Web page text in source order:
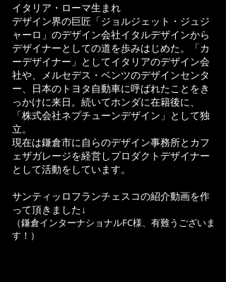
イタリア・ローマ生まれ
デザイン界の巨匠「ジョルジェット・ ジュジ
ャーロ 」のデザイン会社イタルデザインから
デザイナーとしての道を歩みはじめた。「カ
ーデザイナー」としてイタリアのデザイン会
社や、メルセデス・ベンツのデザインセンタ
ー、日本のトヨタ自動車に呼ばれたことをき
っかけに来日。続いてホンダに在籍後に、
「株式会社ネプチューンデザイン」として独
立。
現在は鎌倉市に自らのデザイン事務所とカフ
ェザガレージを経営しプロダクトデザイナー
として活動をしています。
​サンティッロフランチェスコの紹介動画を作
って頂きました↓
（鎌倉インターナショナルFC様、有難うございま
す！）